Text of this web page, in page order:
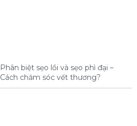
Phân biệt sẹo lồi và sẹo phì đại –
Cách chăm sóc vết thương?